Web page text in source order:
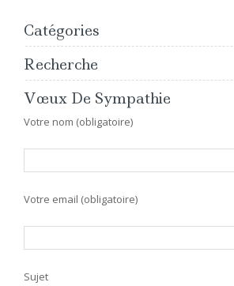
Catégories
Recherche
Vœux De Sympathie
Votre nom (obligatoire)
Votre email (obligatoire)
Sujet